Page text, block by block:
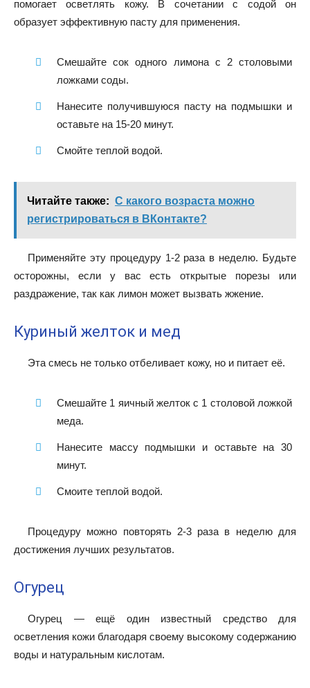
помогает осветлять кожу. В сочетании с содой он
образует эффективную пасту для применения.
Смешайте сок одного лимона с 2 столовыми
ложками соды.
Нанесите получившуюся пасту на подмышки и
оставьте на 15-20 минут.
Смойте теплой водой.
Читайте также: С какого возраста можно
регистрироваться в ВКонтакте?
Применяйте эту процедуру 1-2 раза в неделю. Будьте
осторожны, если у вас есть открытые порезы или
раздражение, так как лимон может вызвать жжение.
Куриный желток и мед
Эта смесь не только отбеливает кожу, но и питает её.
Смешайте 1 яичный желток с 1 столовой ложкой
меда.
Нанесите массу подмышки и оставьте на 30
минут.
Смоите теплой водой.
Процедуру можно повторять 2-3 раза в неделю для
достижения лучших результатов.
Огурец
Огурец — ещё один известный средство для
осветления кожи благодаря своему высокому содержанию
воды и натуральным кислотам.